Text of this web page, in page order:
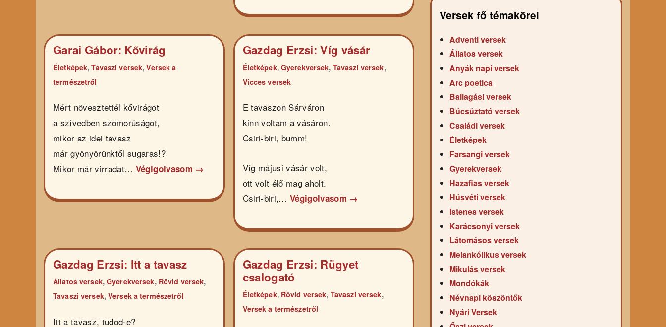
Garai Gábor: Kővirág
Életképek,Tavaszi versek,Versek a
természetről
Mért növesztettél kővirágot
a szívedben szomorúságot,
mikor az idei tavasz
már gyönyörünktől sugaras!?
Mikor már virradat… Végigolvasom →
Gazdag Erzsi: Víg vásár
Életképek, Gyerekversek, Tavaszi versek,
Vicces versek
E tavaszon Sárváron
kinn voltam a vásáron.
Csiri-biri, bumm!
Víg májusi vásár volt,
ott volt élő mag aholt.
Csiri-biri,… Végigolvasom →
Gazdag Erzsi: Itt a tavasz
Állatos versek,Gyerekversek, Rövid versek,
Tavaszi versek,Versek a természetről
Itt a tavasz, tudod-e?
Gazdag Erzsi: Rügyet
csalogató
Életképek, Rövid versek, Tavaszi versek,
Versek a természetről
Versek fő témakörei
Adventi versek
Állatos versek
Anyák napi versek
Arc poetica
Ballagási versek
Búcsúztató versek
Családi versek
Életképek
Farsangi versek
Gyerekversek
Hazafias versek
Húsvéti versek
Istenes versek
Karácsonyi versek
Látomásos versek
Melankólikus versek
Mikulás versek
Mondókák
Névnapi köszöntők
Nyári Versek